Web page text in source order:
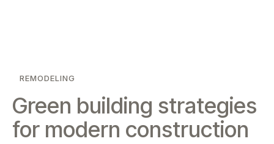
REMODELING
Green building strategies
for modern construction